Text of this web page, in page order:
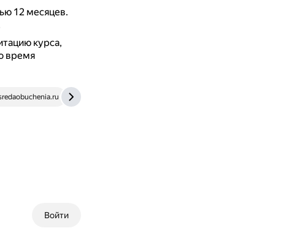
12 месяцев.
курса,
время
Войти